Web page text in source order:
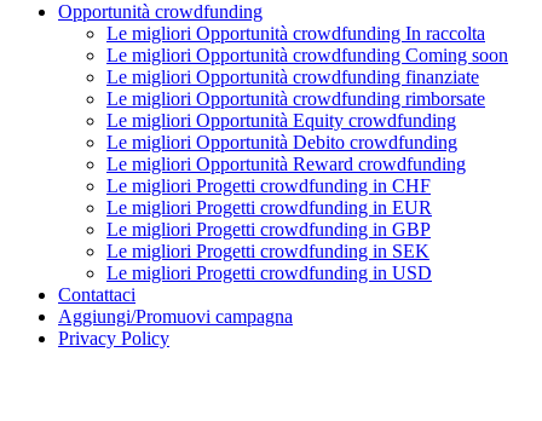
Opportunità crowdfunding
Le migliori Opportunità crowdfunding In raccolta
Le migliori Opportunità crowdfunding Coming soon
Le migliori Opportunità crowdfunding finanziate
Le migliori Opportunità crowdfunding rimborsate
Le migliori Opportunità Equity crowdfunding
Le migliori Opportunità Debito crowdfunding
Le migliori Opportunità Reward crowdfunding
Le migliori Progetti crowdfunding in CHF
Le migliori Progetti crowdfunding in EUR
Le migliori Progetti crowdfunding in GBP
Le migliori Progetti crowdfunding in SEK
Le migliori Progetti crowdfunding in USD
Contattaci
Aggiungi/Promuovi campagna
Privacy Policy